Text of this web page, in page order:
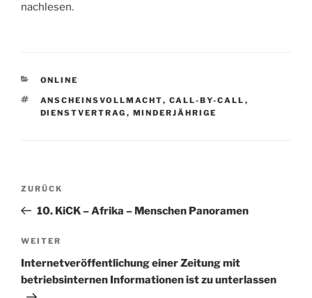
nachlesen.
KATEGORIEN
ONLINE
SCHLAGWÖRTER
ANSCHEINSVOLLMACHT, CALL-BY-CALL ,
DIENSTVERTRAG , MINDERJÄHRIGE
Beitragsnavigation
Vorheriger
Beitrag
ZURÜCK
10. KiCK – Afrika – Menschen Panoramen
Nächster
Beitrag
WEITER
Internetveröffentlichung einer Zeitung mit
betriebsinternen Informationen ist zu unterlassen